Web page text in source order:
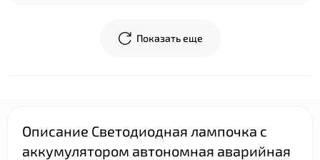
Показать еще
Описание Светодиодная лампочка с
аккумулятором автономная аварийная